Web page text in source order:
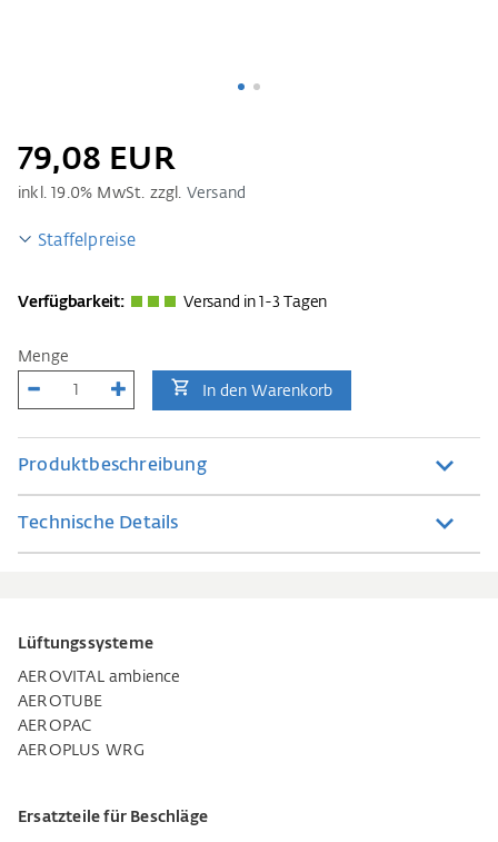
79,08 EUR
inkl. 19.0% MwSt. zzgl. Versand
Staffelpreise
Verfügbarkeit: Versand in 1-3 Tagen
Menge
In den Warenkorb
Produktbeschreibung
Technische Details
Lüftungssysteme
AEROVITAL ambience
AEROTUBE
AEROPAC
AEROPLUS WRG
Ersatzteile für Beschläge